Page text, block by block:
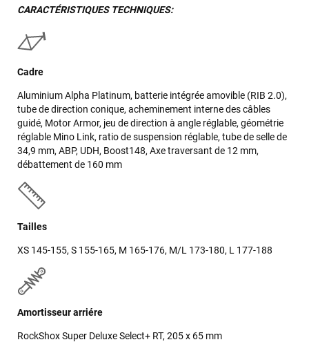
CARACTÉRISTIQUES TECHNIQUES:
Cadre
Aluminium Alpha Platinum, batterie intégrée amovible (RIB 2.0),
tube de direction conique, acheminement interne des câbles
guidé, Motor Armor, jeu de direction à angle réglable, géométrie
réglable Mino Link, ratio de suspension réglable, tube de selle de
34,9 mm, ABP, UDH, Boost148, Axe traversant de 12 mm,
débattement de 160 mm
Tailles
XS 145-155, S 155-165, M 165-176, M/L 173-180, L 177-188
Amortisseur arriére
RockShox Super Deluxe Select+ RT, 205 x 65 mm